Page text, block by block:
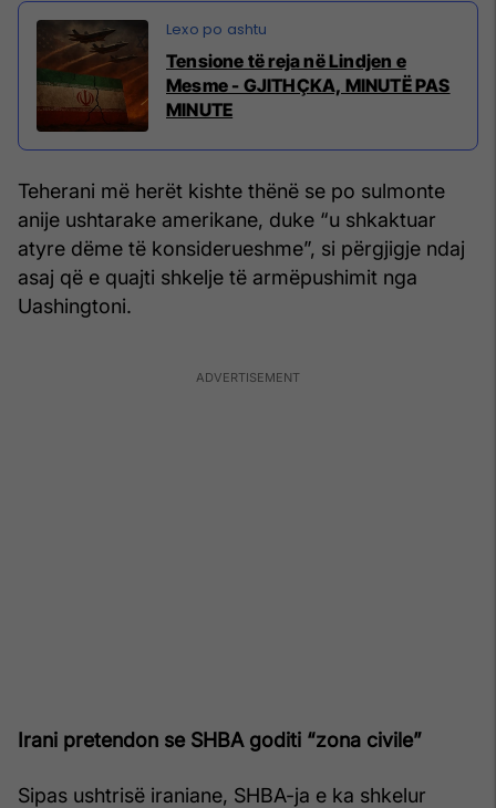
Tensione të reja në Lindjen e
Mesme - GJITHÇKA, MINUTË PAS
MINUTE
Teherani më herët kishte thënë se po sulmonte
anije ushtarake amerikane, duke “u shkaktuar
atyre dëme të konsiderueshme”, si përgjigje ndaj
asaj që e quajti shkelje të armëpushimit nga
Uashingtoni.
Irani pretendon se SHBA goditi “zona civile”
Sipas ushtrisë iraniane, SHBA-ja e ka shkelur